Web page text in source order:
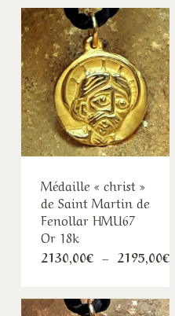
à
Médaille « christ »
de Saint Martin de
Fenollar HMU67
Or 18k
2130,00€ – 2195,00€
à